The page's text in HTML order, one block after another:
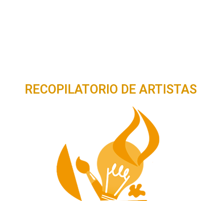
RECOPILATORIO DE ARTISTAS